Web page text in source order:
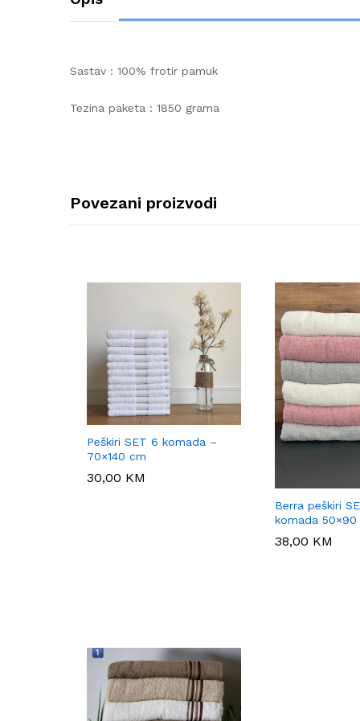
Sastav : 100% frotir pamuk
Tezina paketa : 1850 grama
Povezani proizvodi
Peškiri SET 6 komada –
70×140 cm
30,00 KM
30,00 KM
Berra peškiri
komada 50×90
38,00 KM
38,00 KM